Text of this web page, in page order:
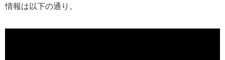
情報は以下の通り。